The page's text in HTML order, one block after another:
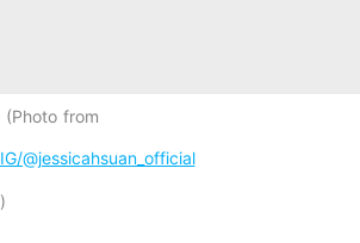
Photo from
IG/@jessicahsuan_official